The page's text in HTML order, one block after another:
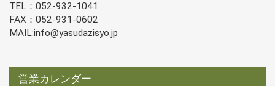
TEL：052-932-1041
FAX：052-931-0602
MAIL:info@yasudazisyo.jp
営業カレンダー